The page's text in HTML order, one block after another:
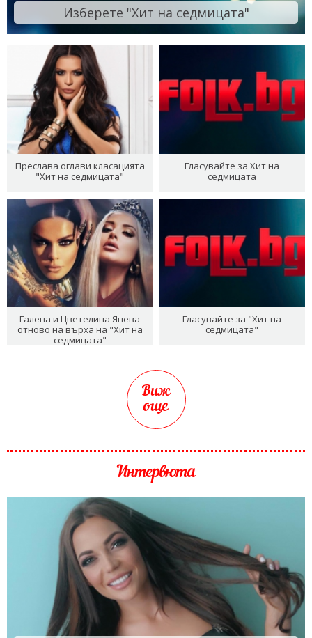
Изберете "Хит на седмицата"
Преслава оглави класацията
"Хит на седмицата"
Гласувайте за Хит на
седмицата
Галена и Цветелина Янева
отново на върха на "Хит на
седмицата"
Гласувайте за "Хит на
седмицата"
Виж
още
Интервюта